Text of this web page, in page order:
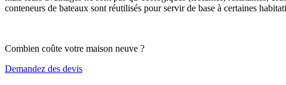
conteneurs de bateaux sont réutilisés pour servir de base à certaines
Combien coûte votre maison neuve ?
Demandez des devis